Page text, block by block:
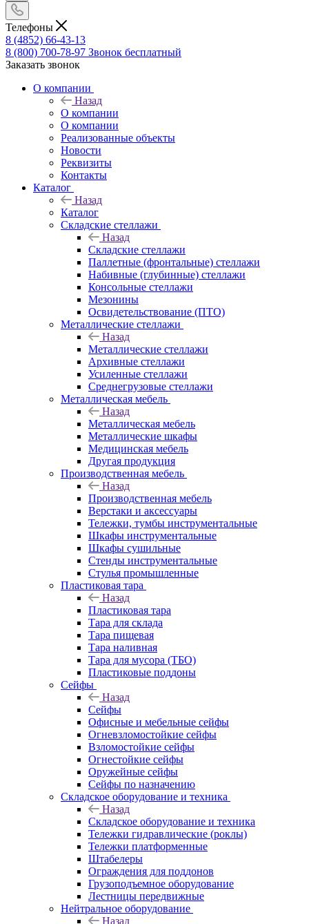
Телефоны
8 (4852) 66-43-13
8 (800) 700-78-97 Звонок бесплатный
Заказать звонок
О компании
Назад
О компании
О компании
Реализованные объекты
Новости
Реквизиты
Контакты
Каталог
Назад
Каталог
Складские стеллажи
Назад
Складские стеллажи
Паллетные (фронтальные) стеллажи
Набивные (глубинные) стеллажи
Консольные стеллажи
Мезонины
Освидетельствование (ПТО)
Металлические стеллажи
Назад
Металлические стеллажи
Архивные стеллажи
Усиленные стеллажи
Среднегрузовые стеллажи
Металлическая мебель
Назад
Металлическая мебель
Металлические шкафы
Медицинская мебель
Другая продукция
Производственная мебель
Назад
Производственная мебель
Верстаки и аксессуары
Тележки, тумбы инструментальные
Шкафы инструментальные
Шкафы сушильные
Стенды инструментальные
Cтулья промышленные
Пластиковая тара
Назад
Пластиковая тара
Тара для склада
Тара пищевая
Тара наливная
Тара для мусора (ТБО)
Пластиковые поддоны
Сейфы
Назад
Сейфы
Офисные и мебельные сейфы
Огневзломостойкие сейфы
Взломостойкие сейфы
Огнестойкие сейфы
Оружейные сейфы
Сейфы по назначению
Складское оборудование и техника
Назад
Складское оборудование и техника
Тележки гидравлические (роклы)
Тележки платформенные
Штабелеры
Ограждения для поддонов
Грузоподъемное оборудование
Лестницы передвижные
Нейтральное оборудование
Назад